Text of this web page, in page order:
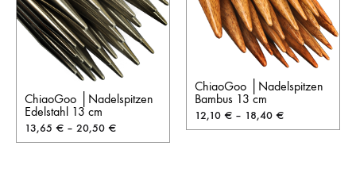
ChiaoGoo │Nadelspitzen
Edelstahl 13 cm
13,65 € – 20,50 €
ChiaoGoo │Nadelspitzen
Bambus 13 cm
12,10 € – 18,40 €